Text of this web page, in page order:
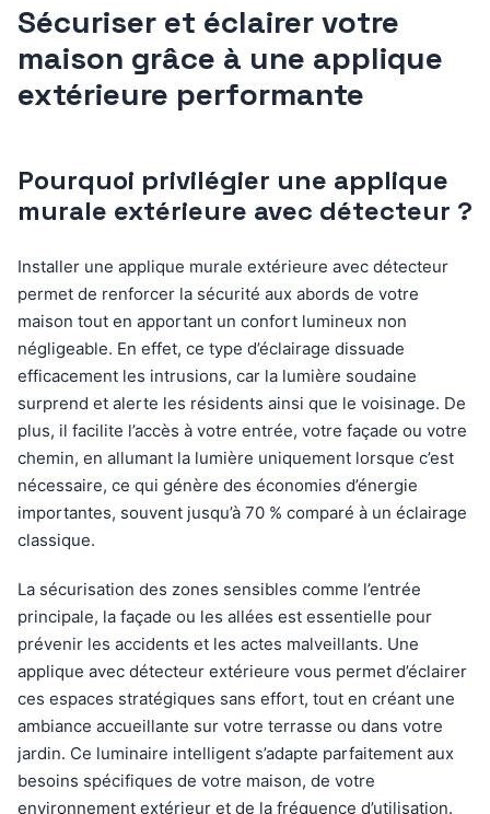
Sécuriser et éclairer votre
maison grâce à une applique
extérieure performante
Pourquoi privilégier une applique
murale extérieure avec détecteur ?
Installer une applique murale extérieure avec détecteur
permet de renforcer la sécurité aux abords de votre
maison tout en apportant un confort lumineux non
négligeable. En effet, ce type d’éclairage dissuade
efficacement les intrusions, car la lumière soudaine
surprend et alerte les résidents ainsi que le voisinage. De
plus, il facilite l’accès à votre entrée, votre façade ou votre
chemin, en allumant la lumière uniquement lorsque c’est
nécessaire, ce qui génère des économies d’énergie
importantes, souvent jusqu’à 70 % comparé à un éclairage
classique.
La sécurisation des zones sensibles comme l’entrée
principale, la façade ou les allées est essentielle pour
prévenir les accidents et les actes malveillants. Une
applique avec détecteur extérieure vous permet d’éclairer
ces espaces stratégiques sans effort, tout en créant une
ambiance accueillante sur votre terrasse ou dans votre
jardin. Ce luminaire intelligent s’adapte parfaitement aux
besoins spécifiques de votre maison, de votre
environnement extérieur et de la fréquence d’utilisation.